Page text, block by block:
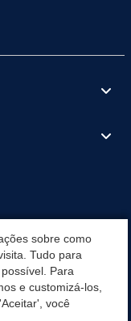
sobre como
Tudo para
Para
e customizá-los,
você